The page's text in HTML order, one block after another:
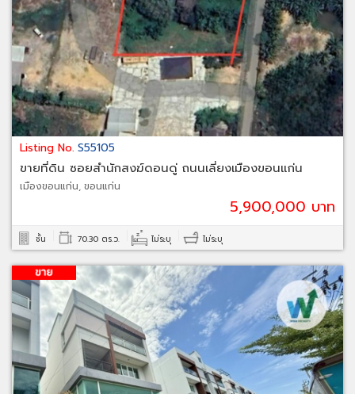
Listing No. S55105
ขายที่ดิน ซอยสำนักสงฆ์ดอนดู่ ถนนเลี่ยงเมืองขอนแก่น
เมืองขอนแก่น, ขอนแก่น
5,900,000 บาท
ชั้น 70.30 ตร.ว. ไม่ระบุ ไม่ระบุ